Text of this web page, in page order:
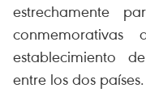
estrechamente
establecimiento
entre los dos países.